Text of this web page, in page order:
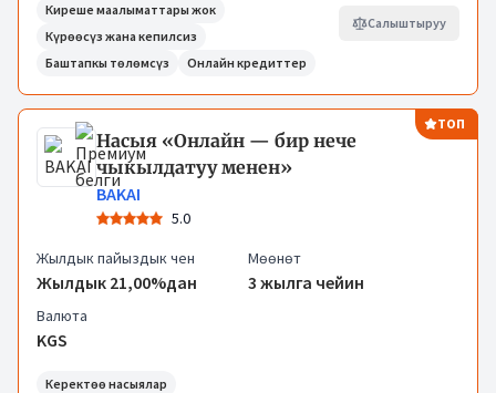
Киреше маалыматтары жок
Күрөөсүз жана кепилсиз
Баштапкы төлөмсүз
Онлайн кредиттер
Салыштыруу
ТОП
Насыя «Онлайн — бир нече
чыкылдатуу менен»
BAKAI
5.0
Жылдык пайыздык чен
Жылдык 21,00%дан
Мөөнөт
3 жылга чейин
Валюта
KGS
Керектөө насыялар